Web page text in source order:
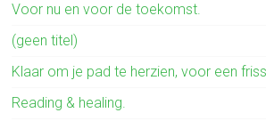
Voor nu en voor de toekomst.
(geen titel)
Klaar om je pad te herzien, voor een
Reading & healing.